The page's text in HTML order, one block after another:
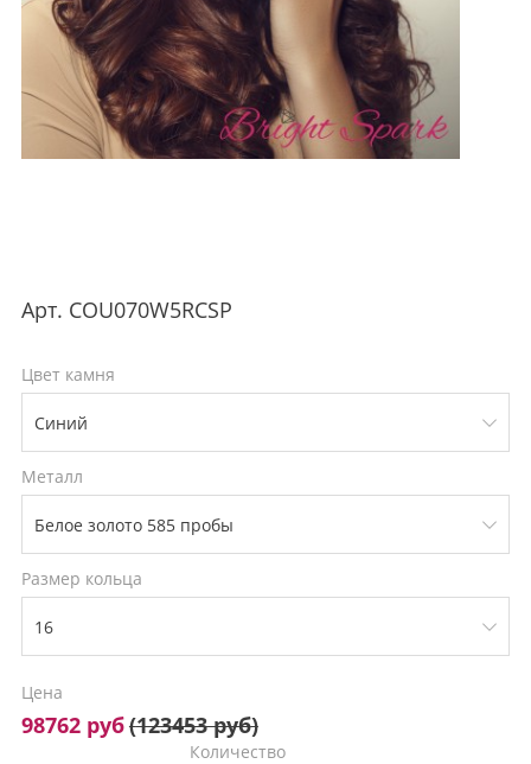
Арт. COU070W5RCSP
Цвет камня
Металл
Размер кольца
Цена
98762 руб(123453 руб)
Количество